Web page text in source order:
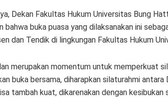
Dekan Fakultas Hukum Universitas Bung
bahwa buka puasa yang dilaksanakan ini
dan Tendik di lingkungan Fakultas Hukum
merupakan momentum untuk memperkuat
buka bersama, diharapkan silaturahmi
tambah kuat, dikarenakan dengan kesibukan